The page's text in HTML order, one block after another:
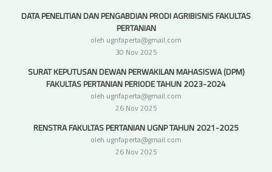
DATA PENELITIAN DAN PENGABDIAN PRODI AGRIBISNIS FAKULTAS
PERTANIAN
oleh ugnfaperta@gmail.com
30 Nov 2025
SURAT KEPUTUSAN DEWAN PERWAKILAN MAHASISWA (DPM)
FAKULTAS PERTANIAN PERIODE TAHUN 2023-2024
oleh ugnfaperta@gmail.com
26 Nov 2025
RENSTRA FAKULTAS PERTANIAN UGNP TAHUN 2021-2025
oleh ugnfaperta@gmail.com
26 Nov 2025